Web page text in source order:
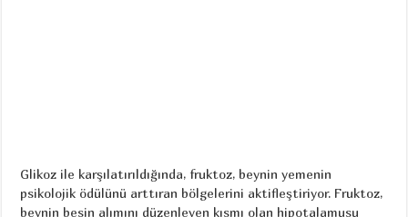
Glikoz ile karşılatırıldığında, fruktoz, beynin yemenin
psikolojik ödülünü arttıran bölgelerini aktifleştiriyor. Fruktoz,
beynin besin alımını düzenleyen kısmı olan hipotalamusu